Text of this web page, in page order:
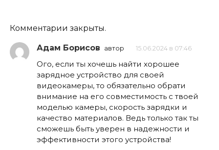
Комментарии закрыты.
Адам Борисов автор 15.06.2024 в 07:46
Ого, если ты хочешь найти хорошее
зарядное устройство для своей
видеокамеры, то обязательно обрати
внимание на его совместимость с твоей
моделью камеры, скорость зарядки и
качество материалов. Ведь только так ты
сможешь быть уверен в надежности и
эффективности этого устройства!